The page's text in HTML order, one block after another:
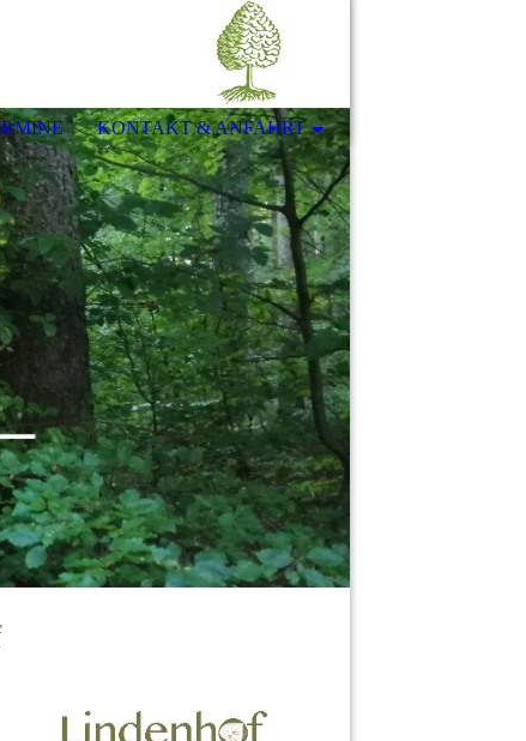
KONTAKT & ANFAHRT